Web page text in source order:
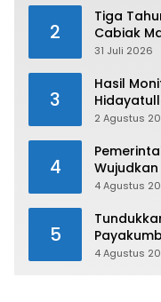
2
Tiga
Cabiak
Atensi Kita
31 Juli 2026
3
Hasil
Kirimkan
2 Agustus
4
Pangan
4 Agustus
5
4 Agustus